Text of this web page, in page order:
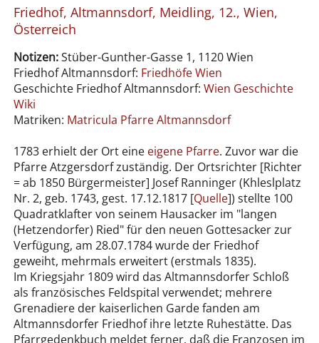
Friedhof, Altmannsdorf, Meidling, 12., Wien,
Österreich
Notizen:Stüber-Gunther-Gasse 1, 1120 Wien
Friedhof Altmannsdorf: Friedhöfe Wien
Geschichte Friedhof Altmannsdorf: Wien Geschichte
Wiki
Matriken: Matricula Pfarre Altmannsdorf
1783 erhielt der Ort eine eigene Pfarre. Zuvor war die
Pfarre Atzgersdorf zuständig. Der Ortsrichter [Richter
= ab 1850 Bürgermeister] Josef Ranninger (Khleslplatz
Nr. 2, geb. 1743, gest. 17.12.1817 [Quelle]) stellte 100
Quadratklafter von seinem Hausacker im "langen
(Hetzendorfer) Ried" für den neuen Gottesacker zur
Verfügung, am 28.07.1784 wurde der Friedhof
geweiht, mehrmals erweitert (erstmals 1835).
Im Kriegsjahr 1809 wird das Altmannsdorfer Schloß
als französisches Feldspital verwendet; mehrere
Grenadiere der kaiserlichen Garde fanden am
Altmannsdorfer Friedhof ihre letzte Ruhestätte. Das
Pfarrgedenkbuch meldet ferner, daß die Franzosen im